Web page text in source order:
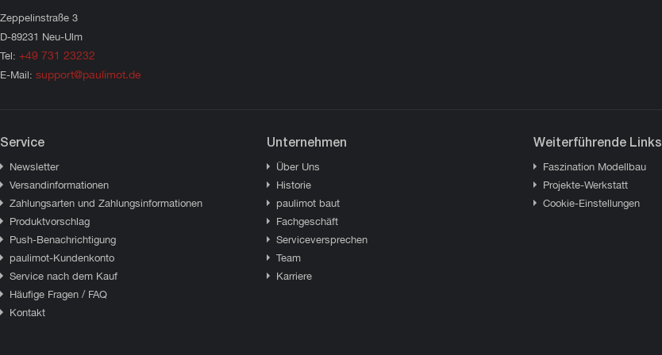
Zeppelinstraße 3
D-89231 Neu-Ulm
Tel: +49 731 23232
E-Mail: support@paulimot.de
Service
Newsletter
Versandinformationen
Zahlungsarten und Zahlungsinformationen
Produktvorschlag
Push-Benachrichtigung
paulimot-Kundenkonto
Service nach dem Kauf
Häufige Fragen / FAQ
Kontakt
Unternehmen
Über Uns
Historie
paulimot baut
Fachgeschäft
Serviceversprechen
Team
Karriere
Weiterführende Links
Faszination Modellbau
Projekte-Werkstatt
Cookie-Einstellungen